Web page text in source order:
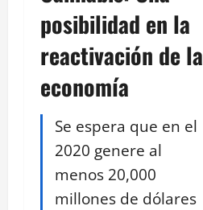
posibilidad en la
reactivación de la
economía
Se espera que en el
2020 genere al
menos 20,000
millones de dólares